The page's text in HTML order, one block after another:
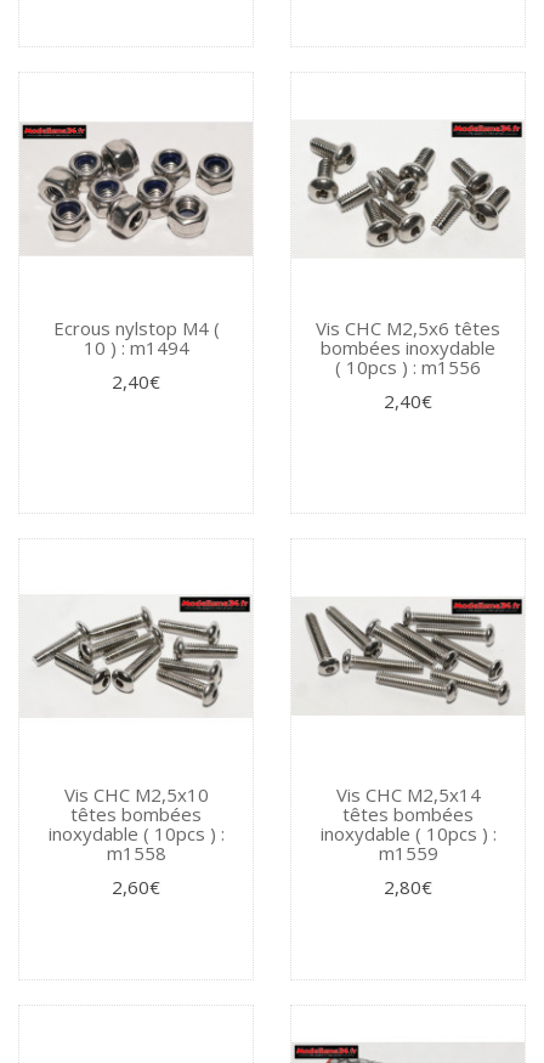
Ecrous nylstop M4 (
10 ) : m1494
2,40€
Vis CHC M2,5x6 têtes
bombées inoxydable
( 10pcs ) : m1556
2,40€
Vis CHC M2,5x10
têtes bombées
inoxydable ( 10pcs ) :
m1558
2,60€
Vis CHC M2,5x14
têtes bombées
inoxydable ( 10pcs ) :
m1559
2,80€